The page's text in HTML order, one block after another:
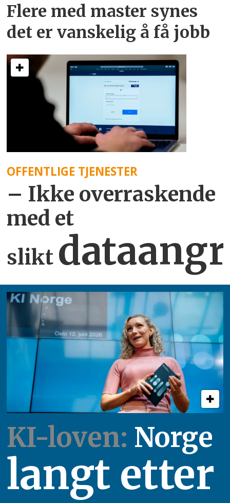
Flere med master synes
det er vanskelig å få jobb
OFFENTLIGE TJENESTER
– Ikke overraskende
med et
slikt
KI-loven: Norge
langt etter